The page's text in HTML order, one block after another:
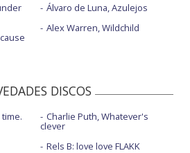
Álvaro de Luna, Azulejos
Alex Warren, Wildchild
DISCOS
Charlie Puth, Whatever's
clever
Rels B: love love FLAKK